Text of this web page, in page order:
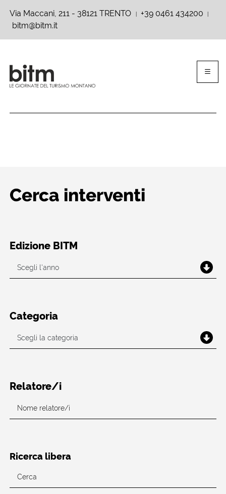
Via Maccani, 211 - 38121 TRENTO +39 0461 434200
bitm@bitm.it
Cerca interventi
Edizione BITM
Categoria
Relatore/i
Ricerca libera